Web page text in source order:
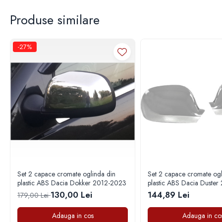
Capace janta BBS, Ac Schnitzer,
Hamann, Alpina
Capace janta BMW
Capace janta Daewoo
Capace janta Fiat
Capace janta Ford
Capace janta Kia
Capace janta Mazda
Capace janta Opel
Capace janta Peugeot
Capace janta Skoda
Produse similare
-27%
Set 2 capace cromate oglinda din
plastic ABS Dacia Dokker 2012-2023
179,00 Lei130,00 Lei
Adauga in cos
Set 2 capace cromate
plastic ABS Dacia
144,89 Lei
Adauga in